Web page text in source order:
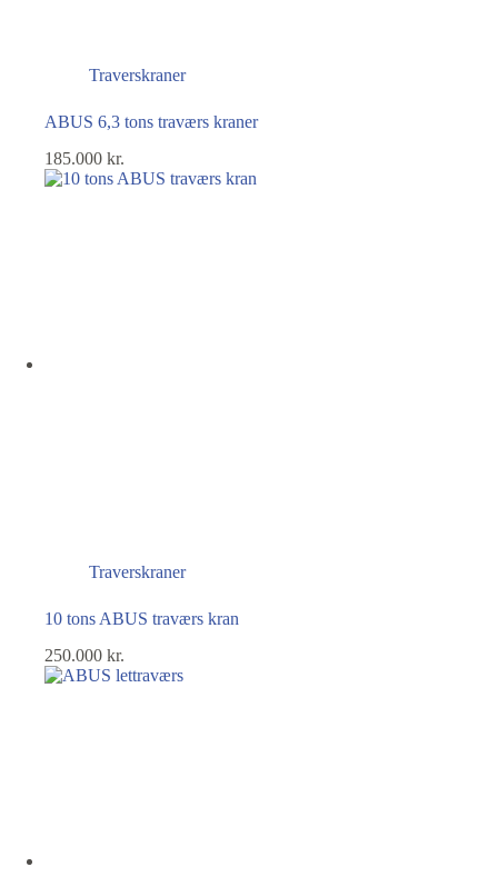
Traverskraner
ABUS 6,3 tons traværs kraner
185.000 kr.
Traverskraner
10 tons ABUS traværs kran
250.000 kr.